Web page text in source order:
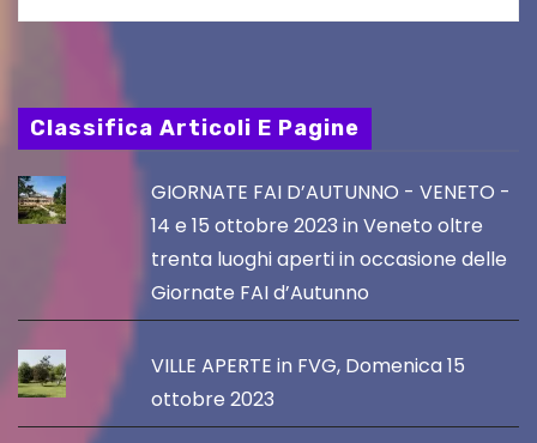
Classifica Articoli E Pagine
GIORNATE FAI D’AUTUNNO - VENETO -
14 e 15 ottobre 2023 in Veneto oltre
trenta luoghi aperti in occasione delle
Giornate FAI d’Autunno
VILLE APERTE in FVG, Domenica 15
ottobre 2023